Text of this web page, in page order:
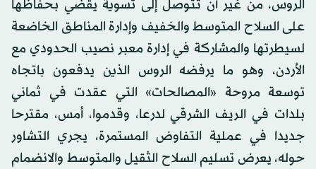
الروس، من غير أن تتوصل إلى تسوية يقضي بحفاظها
على السلاح المتوسط والخفيف وإدارة المناطق الخاضعة
لسيطرتها والمشاركة في إدارة معبر نصيب الحدودي مع
الأردن، وهو ما يرفضه الروس الذين يدفعون باتجاه
توسعة مروحة «المصالحات» التي عقدت في ثماني
بلدات في الريف الشرقي لدرعا، وقدموا، أمس، مقترحا
جديدا في عملية التفاوض المستمرة، يجري التشاور
حوله، يعرض تسليم السلاح الثقيل والمتوسط والانضمام